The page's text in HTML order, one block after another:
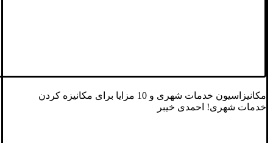
مکانیزاسیون خدمات شهری و 10 مزایا برای مکانیزه کردن
خدمات شهری! احمدی خیبر